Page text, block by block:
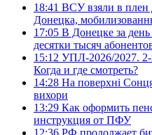
18:41 ВСУ взяли в плен
Донецка,
17:05 В Донецке за
десятки тысяч
15:12 УПЛ-2026/2027. 2-
Когда и где смотреть?
14:28 На поверхні
вихори
13:29 Как оформить
инструкция от ПФУ
12:36 РФ продолжает